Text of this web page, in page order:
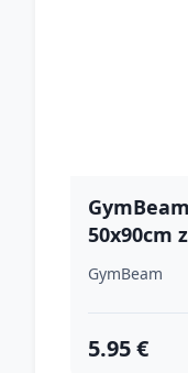
50x90cm
GymBeam
5.95 €